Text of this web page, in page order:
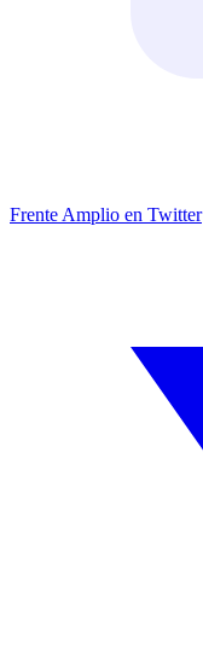
Frente Amplio en Twitter